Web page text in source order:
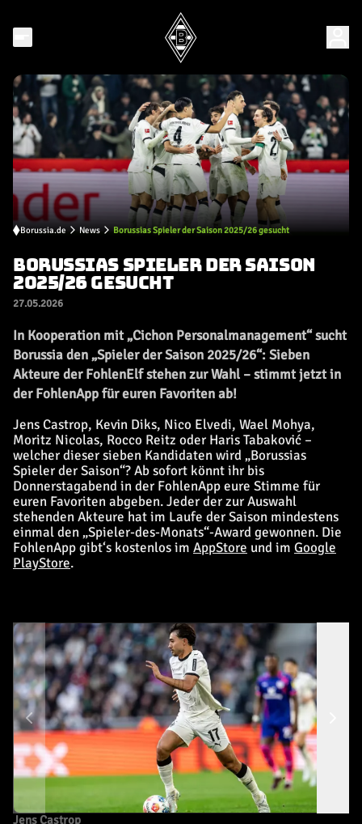
Borussia.de News Borussias Spieler der Saison 2025/26 gesucht
BORUSSIAS SPIELER DER SAISON
2025/26 GESUCHT
27.05.2026
In Kooperation mit „Cichon Personalmanagement“ sucht
Borussia den „Spieler der Saison 2025/26“: Sieben
Akteure der FohlenElf stehen zur Wahl – stimmt jetzt in
der FohlenApp für euren Favoriten ab!
Jens Castrop, Kevin Diks, Nico Elvedi, Wael Mohya,
Moritz Nicolas, Rocco Reitz oder Haris Tabaković –
welcher dieser sieben Kandidaten wird „Borussias
Spieler der Saison“? Ab sofort könnt ihr bis
Donnerstagabend in der FohlenApp eure Stimme für
euren Favoriten abgeben. Jeder der zur Auswahl
stehenden Akteure hat im Laufe der Saison mindestens
einmal den „Spieler-des-Monats“-Award gewonnen. Die
FohlenApp gibt‘s kostenlos im AppStore und im Google
PlayStore.
Jens Castrop